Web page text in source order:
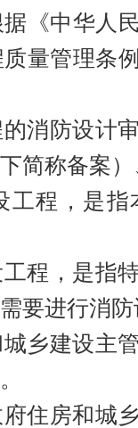
《中华人
量管理条
消防设计
简称备案
工程，是
程，是指
要进行消
乡建设主
住房和城